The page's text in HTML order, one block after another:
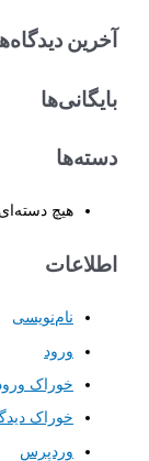
و
ر
آخرین
بایگانی‌ها
دسته‌ها
هیچ
اطلاعات
نام‌نویسی
ورود
خوراک
خوراک
وردپرس